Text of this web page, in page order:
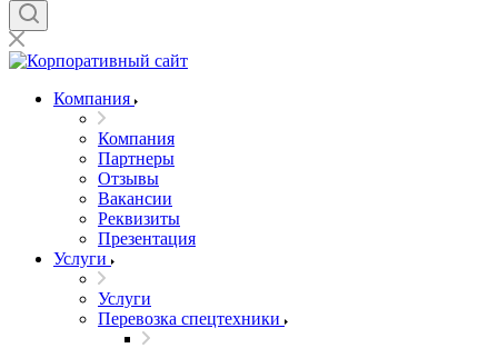
Компания
Компания
Партнеры
Отзывы
Вакансии
Реквизиты
Презентация
Услуги
Услуги
Перевозка спецтехники